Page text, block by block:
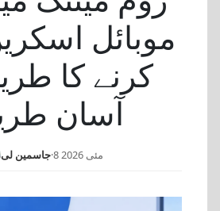
موبائل
آسان
جاسمین لی· 8 مئی 2026